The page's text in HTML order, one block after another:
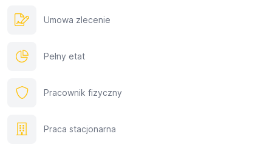
Umowa zlecenie
Pełny etat
Pracownik fizyczny
Praca stacjonarna